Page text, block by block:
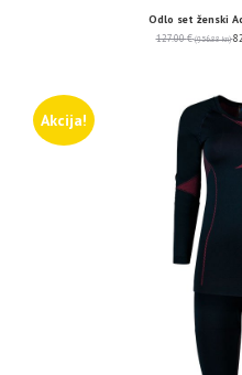
Odlo set ženski
127.00€ (956.88 kn)
Akcija!